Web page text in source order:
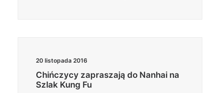
20 listopada 2016
Chińczycy zapraszają do Nanhai na
Szlak Kung Fu